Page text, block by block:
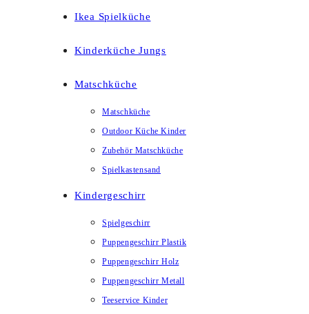
Ikea Spielküche
Kinderküche Jungs
Matschküche
Matschküche
Outdoor Küche Kinder
Zubehör Matschküche
Spielkastensand
Kindergeschirr
Spielgeschirr
Puppengeschirr Plastik
Puppengeschirr Holz
Puppengeschirr Metall
Teeservice Kinder